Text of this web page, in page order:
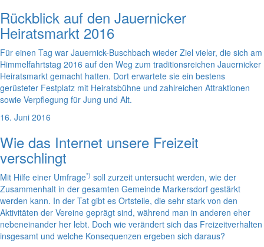
Rückblick auf den Jauernicker
Heiratsmarkt 2016
Für einen Tag war Jauernick-Buschbach wieder Ziel vieler, die sich am
Himmelfahrtstag 2016 auf den Weg zum traditionsreichen Jauernicker
Heiratsmarkt gemacht hatten. Dort erwartete sie ein bestens
gerüsteter Festplatz mit Heiratsbühne und zahlreichen Attraktionen
sowie Verpflegung für Jung und Alt.
16. Juni 2016
Wie das Internet unsere Freizeit
verschlingt
Mit Hilfe einer Umfrage*) soll zurzeit untersucht werden, wie der
Zusammenhalt in der gesamten Gemeinde Markersdorf gestärkt
werden kann. In der Tat gibt es Ortsteile, die sehr stark von den
Aktivitäten der Vereine geprägt sind, während man in anderen eher
nebeneinander her lebt. Doch wie verändert sich das Freizeitverhalten
insgesamt und welche Konsequenzen ergeben sich daraus?